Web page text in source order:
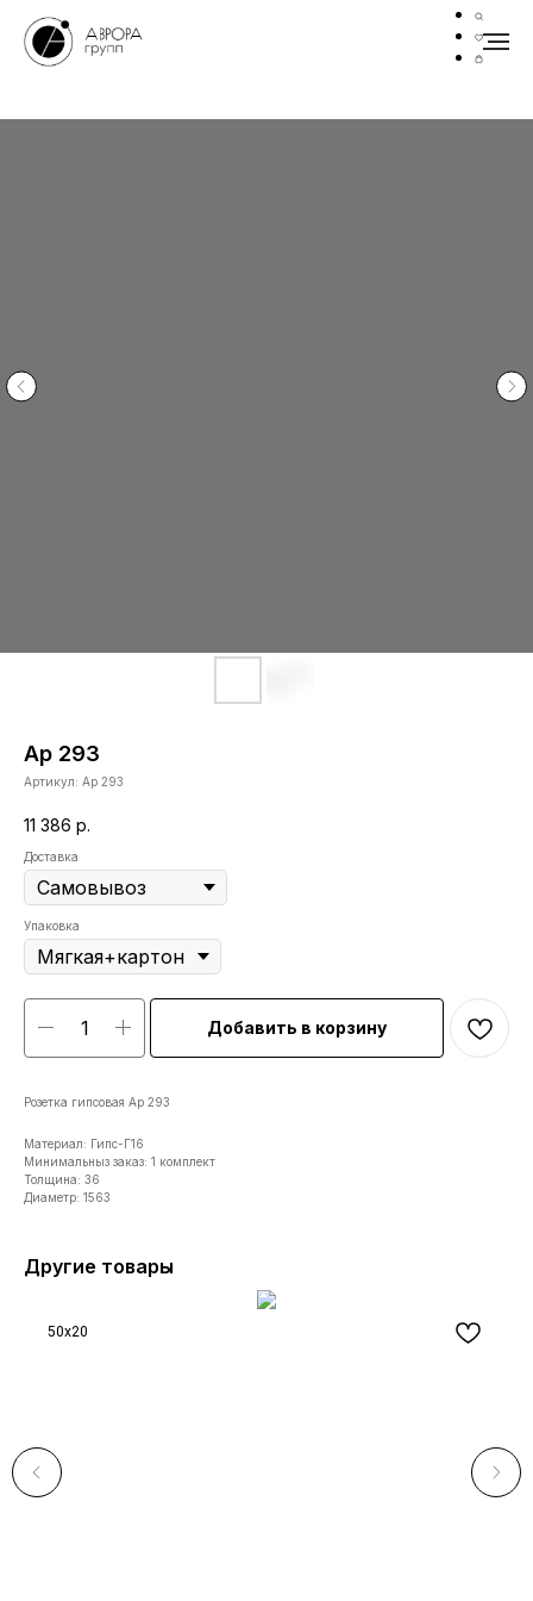
Ар 293
Артикул: Ар 293
11 386 р.
Доставка
Упаковка
Добавить в корзину
Розетка гипсовая Ар 293
Материал: Гипс-Г16
Минимальныз заказ: 1 комплект
Толщина: 36
Диаметр: 1563
Другие товары
50x20